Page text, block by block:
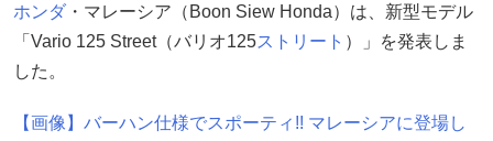
ホンダ ・マレーシア（Boon Siew Honda）は、新型モデル
「Vario 125 Street（バリオ125ストリート ）」を発表しま
した。
【画像】バーハン仕様でスポーティ!! マレーシアに登場し